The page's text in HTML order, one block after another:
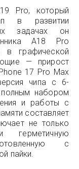
Pro, который
в развитии
задачах он
A18 Pro
графической
— прирост
17 Pro Max
чипа с 6-
полным набором
и работы с
составляет
не только
с
пайки.